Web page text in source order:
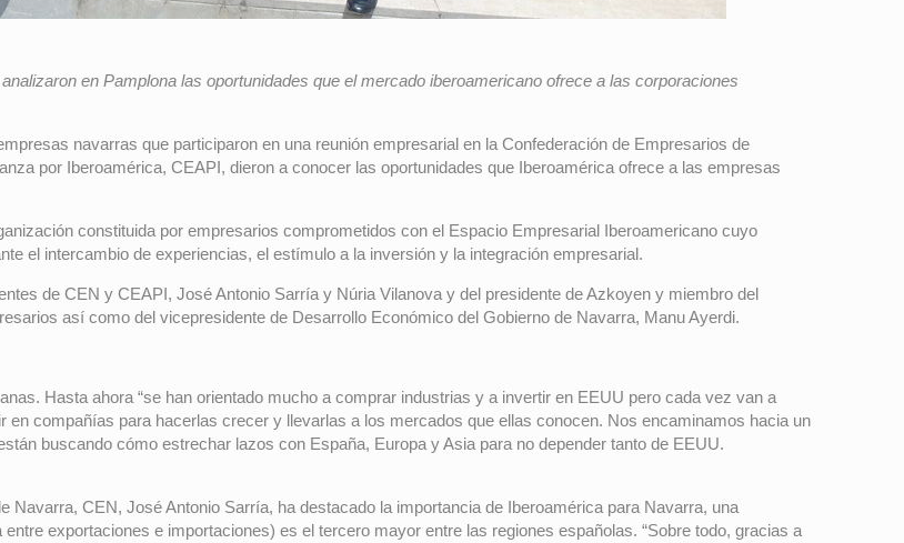
en Pamplona las oportunidades que el mercado iberoamericano ofrece a las corporaciones
navarras que participaron en una reunión empresarial en la Confederación de Empresarios de
por Iberoamérica, CEAPI, dieron a conocer las oportunidades que Iberoamérica ofrece a las empresas
constituida por empresarios comprometidos con el Espacio Empresarial Iberoamericano cuyo
el intercambio de experiencias, el estímulo a la inversión y la integración empresarial.
de CEN y CEAPI, José Antonio Sarría y Núria Vilanova y del presidente de Azkoyen y miembro del
así como del vicepresidente de Desarrollo Económico del Gobierno de Navarra, Manu Ayerdi.
Hasta ahora “se han orientado mucho a comprar industrias y a invertir en EEUU pero cada vez van a
compañías para hacerlas crecer y llevarlas a los mercados que ellas conocen. Nos encaminamos hacia un
buscando cómo estrechar lazos con España, Europa y Asia para no depender tanto de EEUU.
Navarra, CEN, José Antonio Sarría, ha destacado la importancia de Iberoamérica para Navarra, una
exportaciones e importaciones) es el tercero mayor entre las regiones españolas. “Sobre todo, gracias a